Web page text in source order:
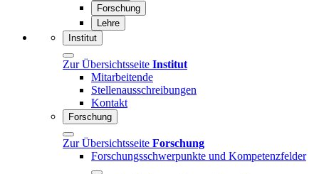
Forschung
Lehre
Institut
Zur Übersichtsseite Institut
Mitarbeitende
Stellenausschreibungen
Kontakt
Forschung
Zur Übersichtsseite Forschung
Forschungsschwerpunkte und Kompetenzfelder